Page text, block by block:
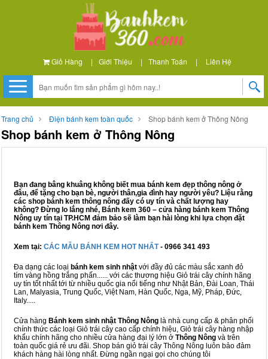
Giỏ Hàng | Giới Thiệu | Thanh Toán | Liên Hệ
Trang chủ Điện bánh kem toàn quốc Shop bánh kem ở Thông Nông
Shop bánh kem ở Thông Nông
Bạn đang bâng khuâng không biết mua bánh kem đẹp thông nông ở
đâu, để tặng cho bạn bè, người thân,gia đình hay người yêu? Liệu rằng
các shop bánh kem thông nông đấy có uy tín và chất lượng hay
không? Đừng lo lắng nhé, Bánh kem 360 – cửa hàng bánh kem Thông
Nông uy tín tại TP.HCM đảm bảo sẽ làm bạn hài lòng khi lựa chọn đặt
bánh kem Thông Nông nơi đây.
Xem tại: CÁC MẪU BÁNH KEM HOT NHẤT- 0966 341 493
Đa dạng các loại bánh kem sinh nhật với đầy đủ các màu sắc xanh đỏ
tím vàng hồng trắng phấn...... với các thương hiệu Giỏ trái cây chính hãng
uy tín tốt nhất tới từ nhiều quốc gia nổi tiếng như Nhật Bản, Đài Loan, Thái
Lan, Malyasia, Trung Quốc, Việt Nam, Hàn Quốc, Nga, Mỹ, Pháp, Đức,
Italy.....
Cửa hàng Bánh kem sinh nhật Thông Nông là nhà cung cấp & phân phối
chính thức các loại Giỏ trái cây cao cấp chính hiệu, Giỏ trái cây hàng nhập
khẩu chính hãng cho nhiều cửa hàng đại lý lớn ở Thông Nông và trên
toàn quốc giá rẻ ưu đãi. Shop bán giỏ trái cây Thông Nông luôn bảo đảm
khách hàng hài lòng nhất. Đừng ngần ngại gọi cho chúng tôi